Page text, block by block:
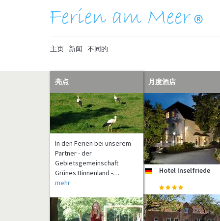
主页 新闻 不同的
亮点
In den Ferien bei unserem
Partner - der
Gebietsgemeinschaft
Grünes Binnenland -…
mehr
月度酒店
de Hotel Inselfriede